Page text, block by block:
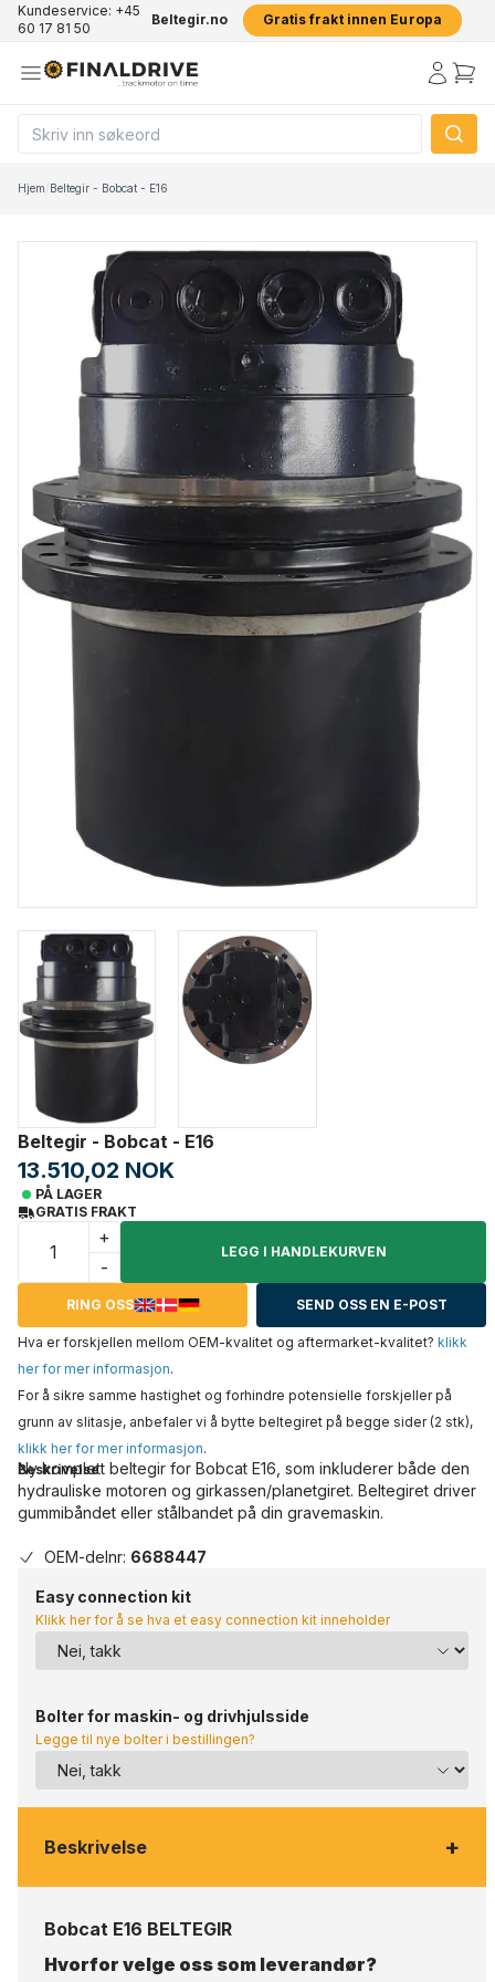
Kundeservice: +45
60 17 81 50
Beltegir.no Gratis frakt innen Europa
Hjem/Beltegir - Bobcat - E16
Beltegir - Bobcat - E16
13.510,02 NOK
PÅ LAGER
GRATIS FRAKT
+
-
LEGG I HANDLEKURVEN
RING OSS SEND OSS EN E-POST
Hva er forskjellen mellom OEM-kvalitet og aftermarket-kvalitet? klikk
her for mer informasjon.
For å sikre samme hastighet og forhindre potensielle forskjeller på
grunn av slitasje, anbefaler vi å bytte beltegiret på begge sider (2 stk),
klikk her for mer informasjon.
Beskrivelse
Ny komplett beltegir for Bobcat E16, som inkluderer både den
hydrauliske motoren og girkassen/planetgiret. Beltegiret driver
gummibåndet eller stålbandet på din gravemaskin.
OEM-delnr: 6688447
Easy connection kit
Klikk her for å se hva et easy connection kit inneholder
Bolter for maskin- og drivhjulsside
Legge til nye bolter i bestillingen?
Beskrivelse +
Bobcat E16 BELTEGIR
Hvorfor velge oss som leverandør?